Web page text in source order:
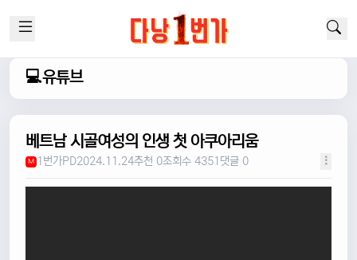
💻유튜브
베트남 시골여성의 인생 첫 아쿠아리움
M 1번가PD2024.11.24추천 0조회수 4351 댓글 0